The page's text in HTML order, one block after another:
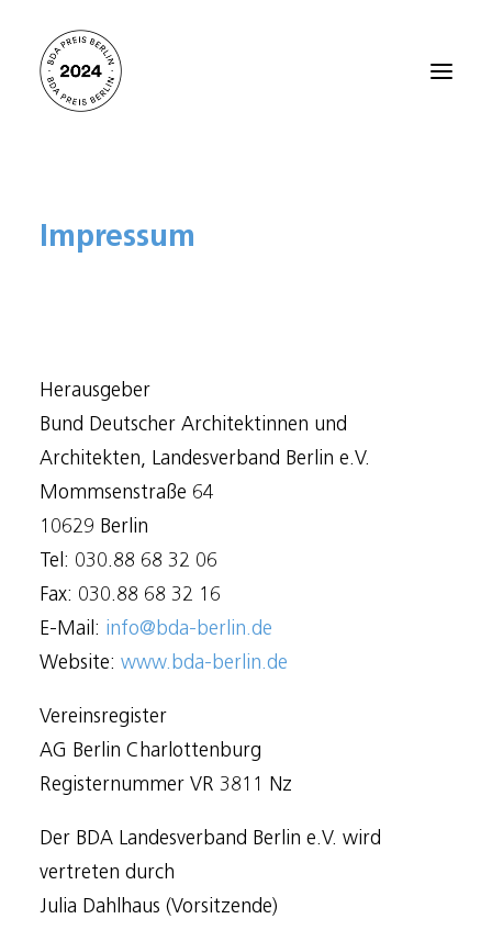
Alle Projekte 2024
Preisträger:innen 2012
Kontakt
Impressum
Herausgeber
Bund Deutscher Architektinnen und
Architekten, Landesverband Berlin e.V.
Mommsenstraße 64
10629 Berlin
Tel: 030.88 68 32 06
Fax: 030.88 68 32 16
E-Mail: info@bda-berlin.de
Website: www.bda-berlin.de
Vereinsregister
AG Berlin Charlottenburg
Registernummer VR 3811 Nz
Der BDA Landesverband Berlin e.V. wird
vertreten durch
Julia Dahlhaus (Vorsitzende)